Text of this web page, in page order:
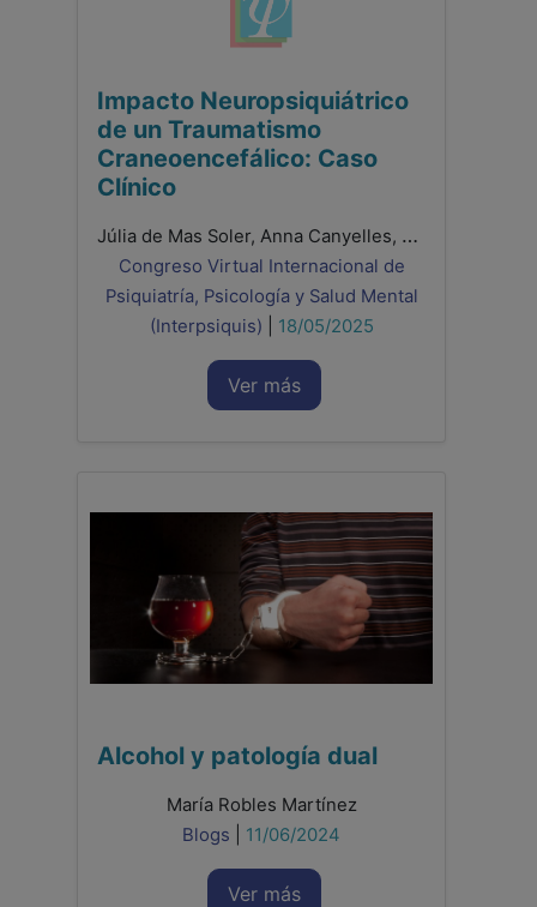
Impacto Neuropsiquiátrico
de un Traumatismo
Craneoencefálico: Caso
Clínico
Júlia de Mas Soler, Anna Canyelles, Leyda Cortes, Andrés Gracida, Mariano Viotti, Ester Boix, A Alegre, C Ivorra, S Cepedello
Congreso Virtual Internacional de
Psiquiatría, Psicología y Salud Mental
(Interpsiquis)
18/05/2025
Ver más
Alcohol y patología dual
María Robles Martínez
Blogs
11/06/2024
Ver más